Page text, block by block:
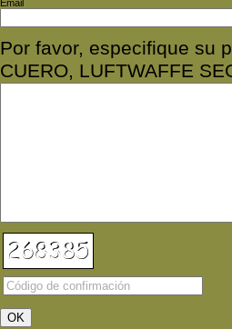
Email
Por favor, especifique su
CUERO, LUFTWAFFE